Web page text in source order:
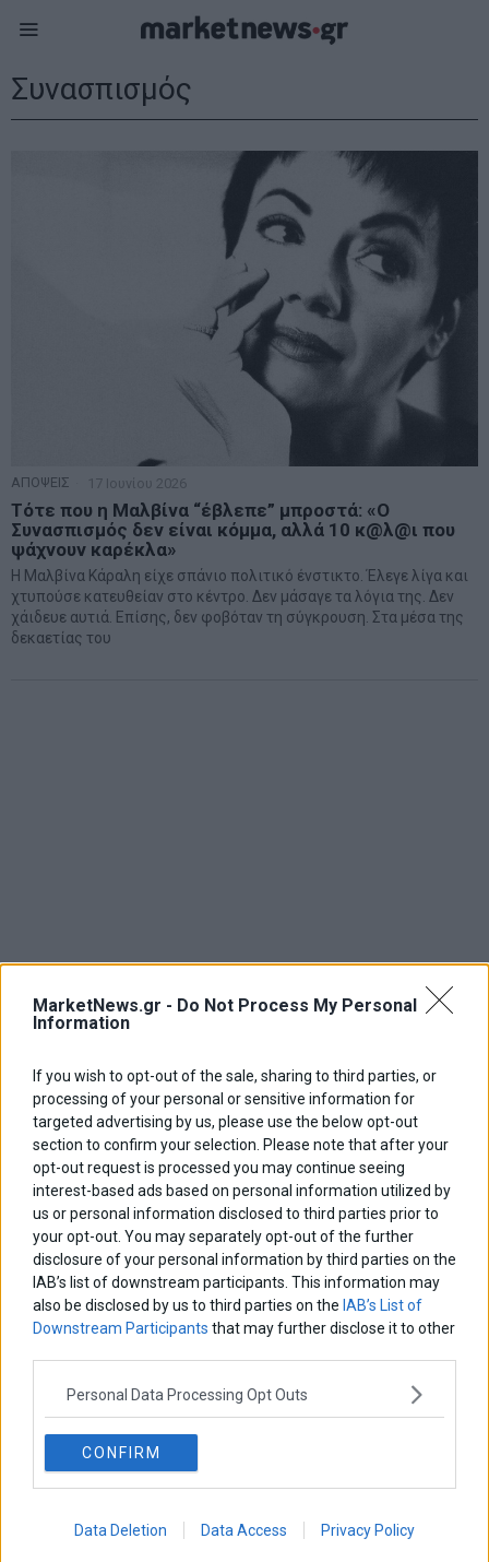
MarketNews.gr - Do Not Process My Personal
Information
If you wish to opt-out of the sale, sharing to third parties, or
processing of your personal or sensitive information for
targeted advertising by us, please use the below opt-out
section to confirm your selection. Please note that after your
opt-out request is processed you may continue seeing
interest-based ads based on personal information utilized by
us or personal information disclosed to third parties prior to
your opt-out. You may separately opt-out of the further
disclosure of your personal information by third parties on the
IAB’s list of downstream participants. This information may
also be disclosed by us to third parties on the IAB’s List of
Downstream Participants that may further disclose it to other
Personal Data Processing Opt Outs
CONFIRM
Data Deletion Data Access Privacy Policy
Συνασπισμός
ΑΠΟΨΕΙΣ 17 Ιουνίου 2026
Τότε που η Μαλβίνα “έβλεπε” μπροστά: «Ο
Συνασπισμός δεν είναι κόμμα, αλλά 10 κ@λ@ι που
ψάχνουν καρέκλα»
Η Μαλβίνα Κάραλη είχε σπάνιο πολιτικό ένστικτο. Έλεγε λίγα και
χτυπούσε κατευθείαν στο κέντρο. Δεν μάσαγε τα λόγια της. Δεν
χάιδευε αυτιά. Επίσης, δεν φοβόταν τη σύγκρουση. Στα μέσα της
δεκαετίας του
ΑΡΘΡΟΓΡΑΦΟΙ
Ελευθερία Κούρταλη
Οι «τιμωροί» των ομολόγων επέστρεψαν
Εύη Φραγκάκη
Η αληθινή παιδεία ξεκινά από την ψυχή…
Σταματίνα Σταματάκου
Η βία κατά των ζώων δεν αντέχει βολικές ερμηνείες
Δημήτρης Καμπουράκης
Από την αποθέωση στην καταγγελία: Η Ελλάδα πάντα
ψάχνει τον επόμενο Μεσσία
Νικόλαος Φουρτζής